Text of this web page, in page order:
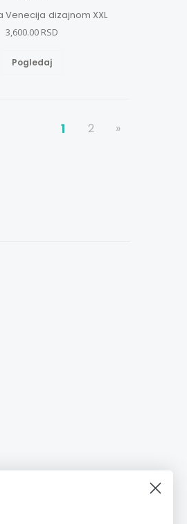
Venecija dizajnom XXL
3,600.00 RSD
Pogledaj
1 2 »